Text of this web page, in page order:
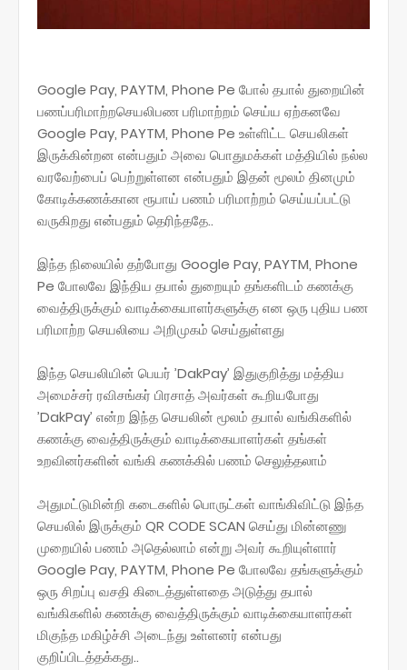
Google Pay, PAYTM, Phone Pe போல் தபால் துறையின்
பணப்பரிமாற்றசெயலிபண பரிமாற்றம் செய்ய ஏற்கனவே
Google Pay, PAYTM, Phone Pe உள்ளிட்ட செயலிகள்
இருக்கின்றன என்பதும் அவை பொதுமக்கள் மத்தியில் நல்ல
வரவேற்பைப் பெற்றுள்ளன என்பதும் இதன் மூலம் தினமும்
கோடிக்கணக்கான ரூபாய் பணம் பரிமாற்றம் செய்யப்பட்டு
வருகிறது என்பதும் தெரிந்ததே..
இந்த நிலையில் தற்போது Google Pay, PAYTM, Phone
Pe போலவே இந்திய தபால் துறையும் தங்களிடம் கணக்கு
வைத்திருக்கும் வாடிக்கையாளர்களுக்கு என ஒரு புதிய பண
பரிமாற்ற செயலியை அறிமுகம் செய்துள்ளது
இந்த செயலியின் பெயர் ’DakPay’ இதுகுறித்து மத்திய
அமைச்சர் ரவிசங்கர் பிரசாத் அவர்கள் கூறியபோது
’DakPay’ என்ற இந்த செயலின் மூலம் தபால் வங்கிகளில்
கணக்கு வைத்திருக்கும் வாடிக்கையாளர்கள் தங்கள்
உறவினர்களின் வங்கி கணக்கில் பணம் செலுத்தலாம்
அதுமட்டுமின்றி கடைகளில் பொருட்கள் வாங்கிவிட்டு இந்த
செயலில் இருக்கும் QR CODE SCAN செய்து மின்னணு
முறையில் பணம் அதெல்லாம் என்று அவர் கூறியுள்ளார்
Google Pay, PAYTM, Phone Pe போலவே தங்களுக்கும்
ஒரு சிறப்பு வசதி கிடைத்துள்ளதை அடுத்து தபால்
வங்கிகளில் கணக்கு வைத்திருக்கும் வாடிக்கையாளர்கள்
மிகுந்த மகிழ்ச்சி அடைந்து உள்ளனர் என்பது
குறிப்பிடத்தக்கது..